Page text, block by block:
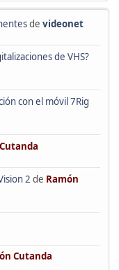
de videonet
de VHS?
con el móvil 7Rig
2 de Ramón
Cutanda